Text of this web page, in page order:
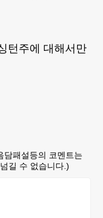
턴주에 대해서만
담패설등의 코멘트는
길 수 없습니다.)